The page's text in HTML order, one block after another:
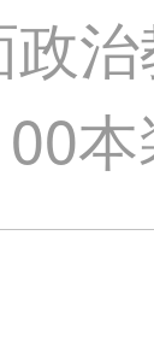
本